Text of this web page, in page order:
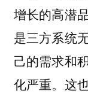
增长的高潜
是三方系统
己的需求和
化严重。这